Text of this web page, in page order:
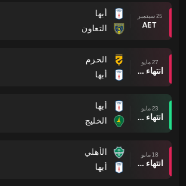
25 سبتمبر
AET
أبها
التعاون
27 مايو
انتهاء وقت المباراة
الحزم
أبها
23 مايو
انتهاء وقت المباراة
أبها
الخليج
18 مايو
انتهاء وقت المباراة
الأهلي
أبها